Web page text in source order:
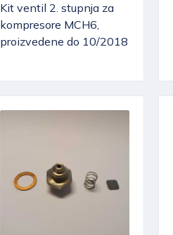
Kit ventil 2. stupnja za
kompresore MCH6,
proizvedene do 10/2018